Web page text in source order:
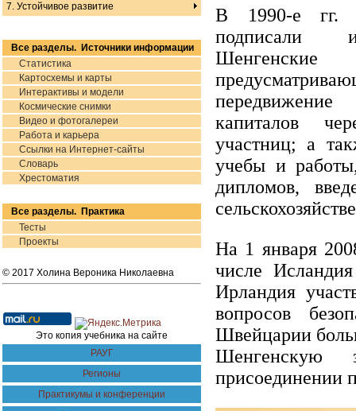
7. Устойчивое развитие
Все разделы. Источники информации
Статистика
Картосхемы и карты
Интерактивы и модели
Космические снимки
Видео и фотогалереи
Работа и карьера
Ссылки на Интернет-сайты
Словарь
Хрестоматия
Все разделы. Практика
Тесты
Проекты
© 2017 Холина Вероника Николаевна
Это копия учебника на сайте
РАУГ
Регионы
Практикумы и конференции
В 1990-е гг.
подписали
капиталов
участниц; а
учебы и
дипломов,
На 1 января
числе
Ирландия
вопросов
Швейцарии
Шенгенскую
присоединении